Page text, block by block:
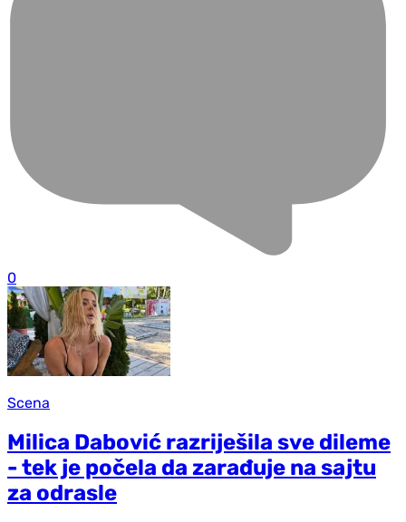
0
Scena
Milica Dabović razriješila sve dileme
- tek je počela da zarađuje na sajtu
za odrasle